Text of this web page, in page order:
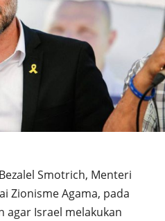
Smotrich, Menteri
Zionisme Agama, pada
agar Israel melakukan